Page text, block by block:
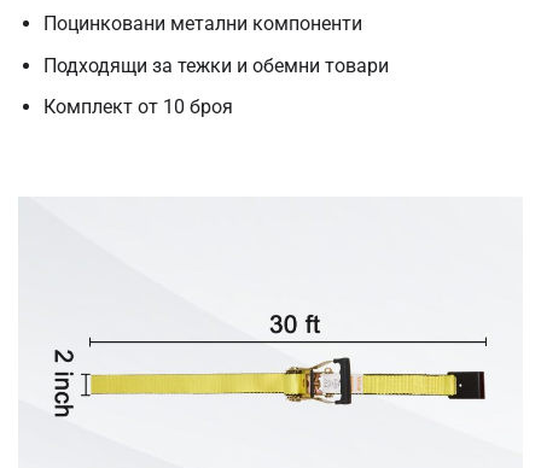
Поцинковани метални компоненти
Подходящи за тежки и обемни товари
Комплект от 10 броя